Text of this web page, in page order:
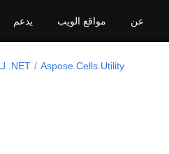
يدعم مواقع الويب عن
Aspose.Cells لـ .NET Aspose.Cells.Utility